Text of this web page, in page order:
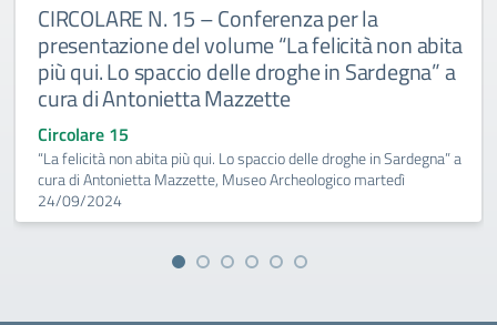
CIRCOLARE N. 15 – Conferenza per la
presentazione del volume “La felicità non abita
più qui. Lo spaccio delle droghe in Sardegna” a
cura di Antonietta Mazzette
Circolare 15
“La felicità non abita più qui. Lo spaccio delle droghe in Sardegna” a
cura di Antonietta Mazzette, Museo Archeologico martedì
24/09/2024